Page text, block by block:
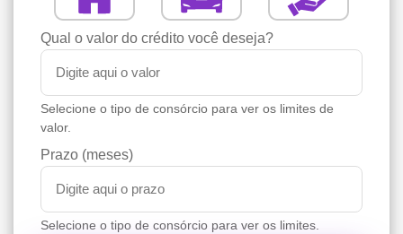
Qual o valor do crédito você deseja?
Selecione o tipo de consórcio para ver os limites de
valor.
Prazo (meses)
Selecione o tipo de consórcio para ver os limites.